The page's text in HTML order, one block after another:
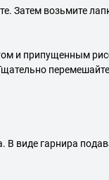
Затем возьмите
и припущенным
В виде гарнира